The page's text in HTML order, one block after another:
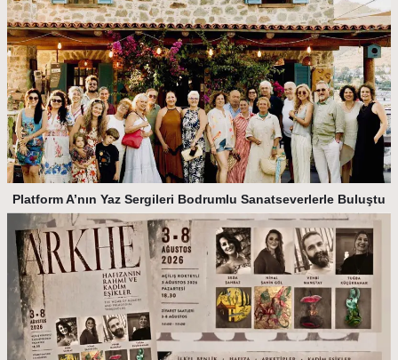
Platform A’nın Yaz Sergileri Bodrumlu Sanatseverlerle Buluştu